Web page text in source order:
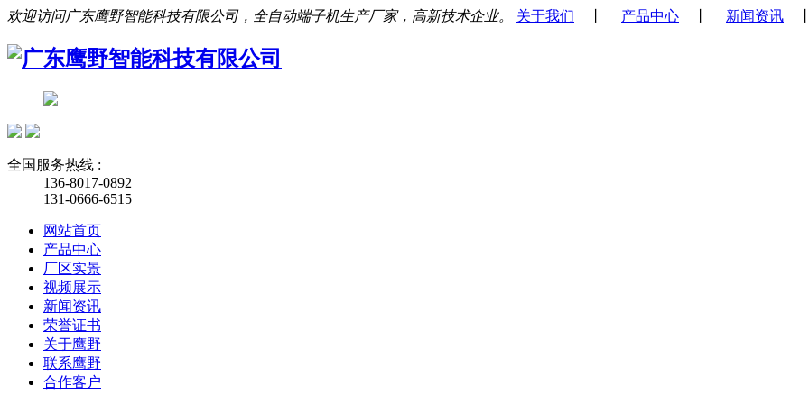
欢迎访问广东鹰野智能科技有限公司，全自动端子机生产厂家，高新技术企业。 关于我们 产品中心 新闻资讯
全国服务热线 :
136-8017-0892
131-0666-6515
网站首页
产品中心
厂区实景
视频展示
新闻资讯
荣誉证书
关于鹰野
联系鹰野
合作客户